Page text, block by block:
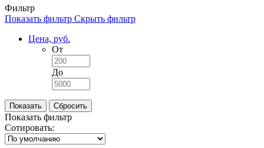
Фильтр
Показать фильтр Скрыть фильтр
Цена, руб.
От
До
Показать фильтр
Сотировать: